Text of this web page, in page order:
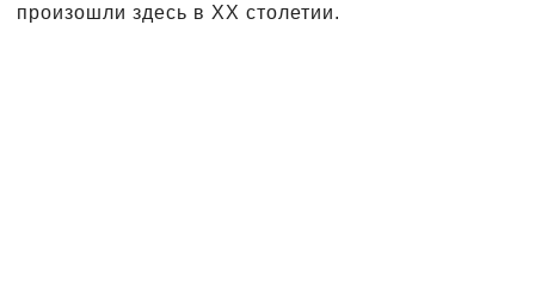
произошли здесь в XX столетии.